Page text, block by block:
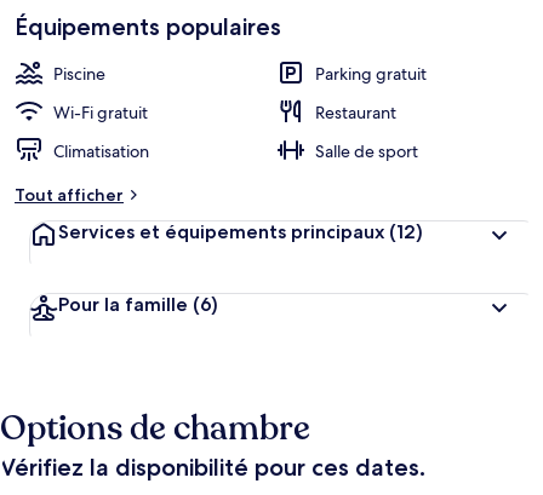
Équipements populaires
Piscine
Parking gratuit
Wi-Fi gratuit
Restaurant
Climatisation
Salle de sport
Tout afficher
Services et équipements principaux (12)
Pour la famille (6)
Options de chambre
Vérifiez la disponibilité pour ces dates.